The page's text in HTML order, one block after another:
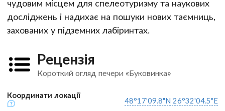
чудовим місцем для спелеотуризму та наукових
досліджень і надихає на пошуки нових таємниць,
захованих у підземних лабіринтах.
Рецензія
Короткий огляд печери «Буковинка»
Координати локації
48°17'09.8"N 26°32'04.5"E